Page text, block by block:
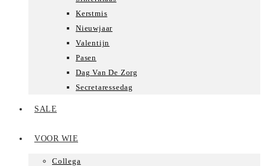
Kerstmis
Nieuwjaar
Valentijn
Pasen
Dag Van De Zorg
Secretaressedag
SALE
VOOR WIE
Collega